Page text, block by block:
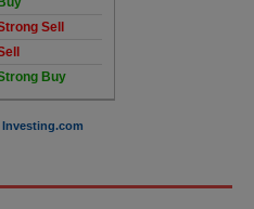
Investing.com